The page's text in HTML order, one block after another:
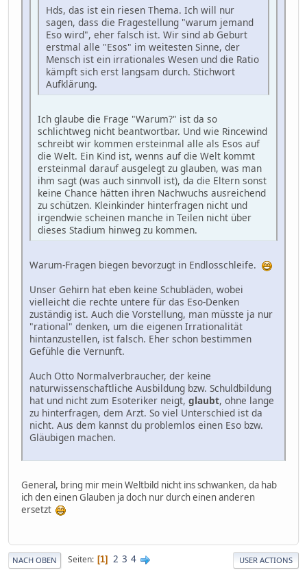
Hds, das ist ein riesen Thema. Ich will nur
sagen, dass die Fragestellung "warum jemand
Eso wird", eher falsch ist. Wir sind ab Geburt
erstmal alle "Esos" im weitesten Sinne, der
Mensch ist ein irrationales Wesen und die Ratio
kämpft sich erst langsam durch. Stichwort
Aufklärung.
Ich glaube die Frage "Warum?" ist da so
schlichtweg nicht beantwortbar. Und wie Rincewind
schreibt wir kommen ersteinmal alle als Esos auf
die Welt. Ein Kind ist, wenns auf die Welt kommt
ersteinmal darauf ausgelegt zu glauben, was man
ihm sagt (was auch sinnvoll ist), da die Eltern sonst
keine Chance hätten ihren Nachwuchs ausreichend
zu schützen. Kleinkinder hinterfragen nicht und
irgendwie scheinen manche in Teilen nicht über
dieses Stadium hinweg zu kommen.
Warum-Fragen biegen bevorzugt in Endlosschleife.
Unser Gehirn hat eben keine Schubläden, wobei
vielleicht die rechte untere für das Eso-Denken
zuständig ist. Auch die Vorstellung, man müsste ja nur
"rational" denken, um die eigenen Irrationalität
hintanzustellen, ist falsch. Eher schon bestimmen
Gefühle die Vernunft.
Auch Otto Normalverbraucher, der keine
naturwissenschaftliche Ausbildung bzw. Schuldbildung
hat und nicht zum Esoteriker neigt, glaubt, ohne lange
zu hinterfragen, dem Arzt. So viel Unterschied ist da
nicht. Aus dem kannst du problemlos einen Eso bzw.
Gläubigen machen.
General, bring mir mein Weltbild nicht ins schwanken, da hab
ich den einen Glauben ja doch nur durch einen anderen
ersetzt
NACH OBEN Seiten 1 2 3 4 USER ACTIONS